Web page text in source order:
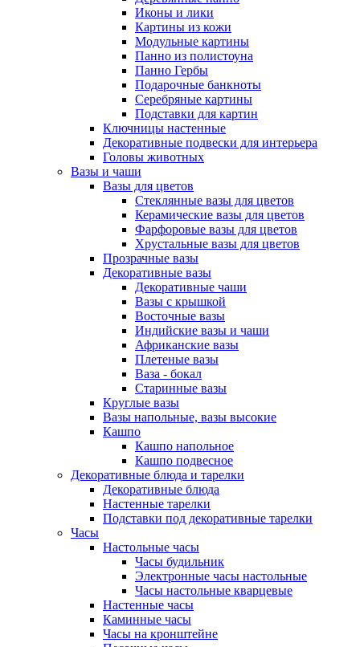
Иконы и лики
Картины из кожи
Модульные картины
Панно из полистоуна
Панно Гербы
Подарочные банкноты
Серебряные картины
Подставки для картин
Ключницы настенные
Декоративные подвески для интерьера
Головы животных
Вазы и чаши
Вазы для цветов
Стеклянные вазы для цветов
Керамические вазы для цветов
Фарфоровые вазы для цветов
Хрустальные вазы для цветов
Прозрачные вазы
Декоративные вазы
Декоративные чаши
Вазы с крышкой
Восточные вазы
Индийские вазы и чаши
Африканские вазы
Плетеные вазы
Ваза - бокал
Старинные вазы
Круглые вазы
Вазы напольные, вазы высокие
Кашпо
Кашпо напольное
Кашпо подвесное
Декоративные блюда и тарелки
Декоративные блюда
Настенные тарелки
Подставки под декоративные тарелки
Часы
Настольные часы
Часы будильник
Электронные часы настольные
Часы настольные кварцевые
Настенные часы
Каминные часы
Часы на кронштейне